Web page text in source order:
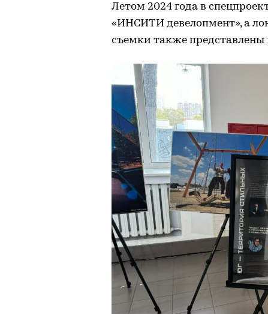
Летом 2024 года в
«ИНСИТИ девелопмент», а
съемки также представлены